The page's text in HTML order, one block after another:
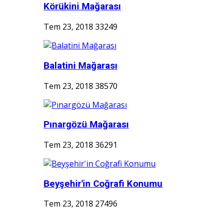
Körükini Mağarası
Tem 23, 2018 33249
Balatini Mağarası
Tem 23, 2018 38570
Pınargözü Mağarası
Tem 23, 2018 36291
Beyşehir'in Coğrafi Konumu
Tem 23, 2018 27496